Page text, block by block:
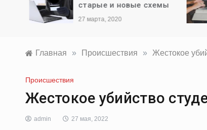
старые и новые схемы
27 марта, 2020
Главная » Происшествия » Жестокое
Происшествия
Жестокое убийство
admin 27 мая, 2022